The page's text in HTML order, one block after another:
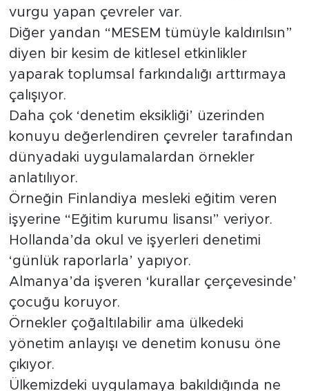
vurgu yapan çevreler var.
Diğer yandan “MESEM tümüyle kaldırılsın”
diyen bir kesim de kitlesel etkinlikler
yaparak toplumsal farkındalığı arttırmaya
çalışıyor.
Daha çok ‘denetim eksikliği’ üzerinden
konuyu değerlendiren çevreler tarafından
dünyadaki uygulamalardan örnekler
anlatılıyor.
Örneğin Finlandiya mesleki eğitim veren
işyerine “Eğitim kurumu lisansı” veriyor.
Hollanda’da okul ve işyerleri denetimi
‘günlük raporlarla’ yapıyor.
Almanya’da işveren ‘kurallar çerçevesinde’
çocuğu koruyor.
Örnekler çoğaltılabilir ama ülkedeki
yönetim anlayışı ve denetim konusu öne
çıkıyor.
Ülkemizdeki uygulamaya bakıldığında ne